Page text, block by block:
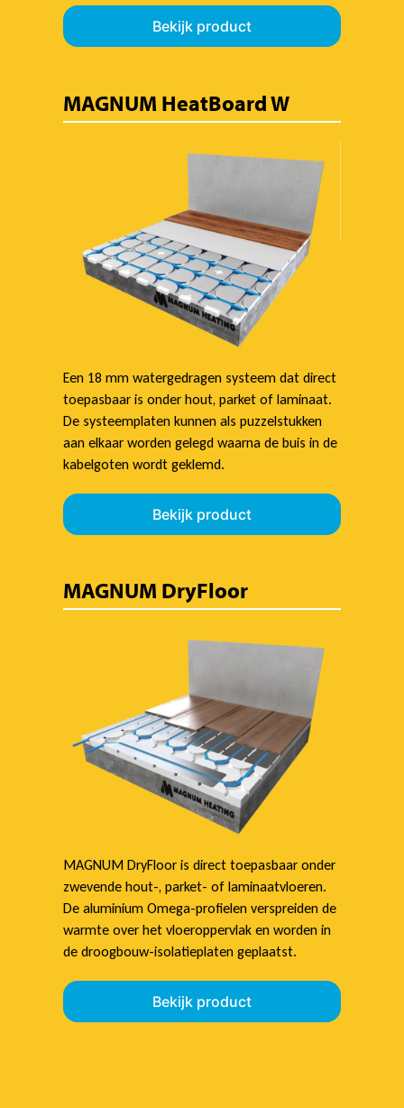
Bekijk product
MAGNUM HeatBoard W
Een 18 mm watergedragen systeem dat direct
toepasbaar is onder hout, parket of laminaat.
De systeemplaten kunnen als puzzelstukken
aan elkaar worden gelegd waarna de buis in de
kabelgoten wordt geklemd.
Bekijk product
MAGNUM DryFloor
MAGNUM DryFloor is direct toepasbaar onder
zwevende hout-, parket- of laminaatvloeren.
De aluminium Omega-profielen verspreiden de
warmte over het vloeroppervlak en worden in
de droogbouw-isolatieplaten geplaatst.
Bekijk product